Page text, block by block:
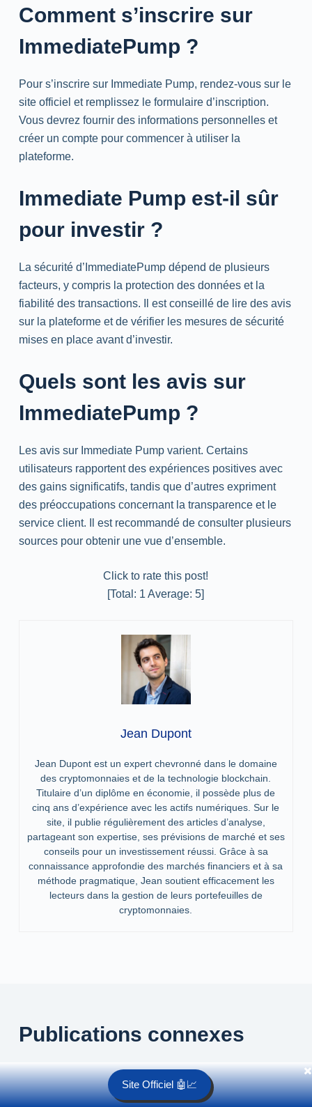
Site Officiel 🤖📈
✖️
Comment s’inscrire sur
ImmediatePump ?
Pour s’inscrire sur Immediate Pump, rendez-vous sur le
site officiel et remplissez le formulaire d’inscription.
Vous devrez fournir des informations personnelles et
créer un compte pour commencer à utiliser la
plateforme.
Immediate Pump est-il sûr
pour investir ?
La sécurité d’ImmediatePump dépend de plusieurs
facteurs, y compris la protection des données et la
fiabilité des transactions. Il est conseillé de lire des avis
sur la plateforme et de vérifier les mesures de sécurité
mises en place avant d’investir.
Quels sont les avis sur
ImmediatePump ?
Les avis sur Immediate Pump varient. Certains
utilisateurs rapportent des expériences positives avec
des gains significatifs, tandis que d’autres expriment
des préoccupations concernant la transparence et le
service client. Il est recommandé de consulter plusieurs
sources pour obtenir une vue d’ensemble.
Click to rate this post!
[Total: 1 Average:5]
Jean Dupont
Jean Dupont est un expert chevronné dans le domaine
des cryptomonnaies et de la technologie blockchain.
Titulaire d’un diplôme en économie, il possède plus de
cinq ans d’expérience avec les actifs numériques. Sur le
site, il publie régulièrement des articles d’analyse,
partageant son expertise, ses prévisions de marché et ses
conseils pour un investissement réussi. Grâce à sa
connaissance approfondie des marchés financiers et à sa
méthode pragmatique, Jean soutient efficacement les
lecteurs dans la gestion de leurs portefeuilles de
cryptomonnaies.
Publications connexes